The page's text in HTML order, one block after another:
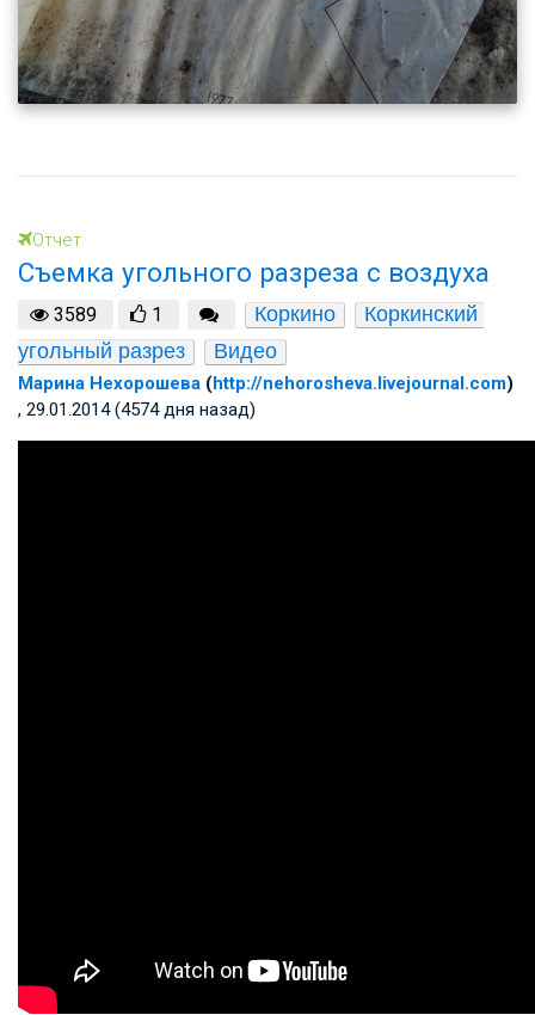
Отчет
Съемка угольного разреза с воздуха
3589 1 Коркино
Коркинский
угольный разрез
Видео
Марина Нехорошева (http://nehorosheva.livejournal.com)
, 29.01.2014 (4574 дня назад)